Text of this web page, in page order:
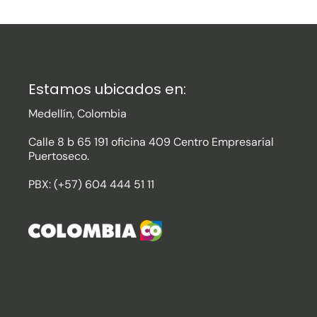
Estamos ubicados en:
Medellín, Colombia
Calle 8 b 65 191 oficina 409 Centro Empresarial
Puertoseco.
PBX: (+57) 604 444 51 11